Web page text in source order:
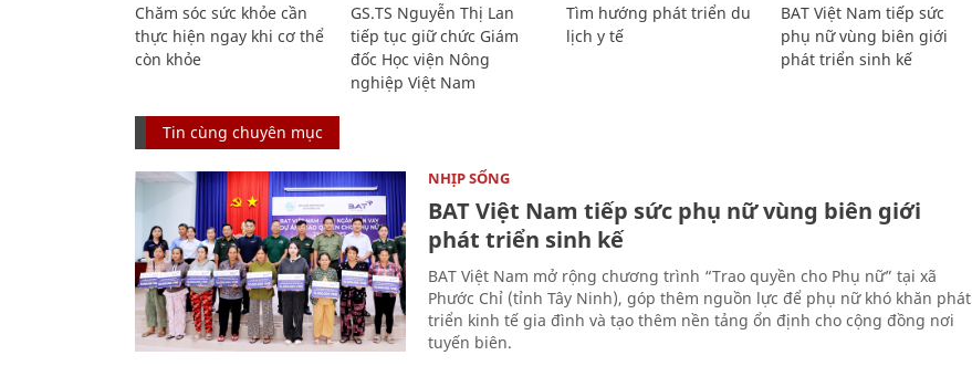
Chăm sóc sức khỏe cần
thực hiện ngay khi cơ thể
còn khỏe
GS.TS Nguyễn Thị Lan
tiếp tục giữ chức Giám
đốc Học viện Nông
nghiệp Việt Nam
Tìm hướng phát triển du
lịch y tế
BAT Việt Nam tiếp sức
phụ nữ vùng biên giới
phát triển sinh kế
Tin cùng chuyên mục
NHỊP SỐNG
BAT Việt Nam tiếp sức phụ nữ vùng biên giới
phát triển sinh kế
BAT Việt Nam mở rộng chương trình “Trao quyền cho Phụ nữ” tại xã
Phước Chỉ (tỉnh Tây Ninh), góp thêm nguồn lực để phụ nữ khó khăn phát
triển kinh tế gia đình và tạo thêm nền tảng ổn định cho cộng đồng nơi
tuyến biên.